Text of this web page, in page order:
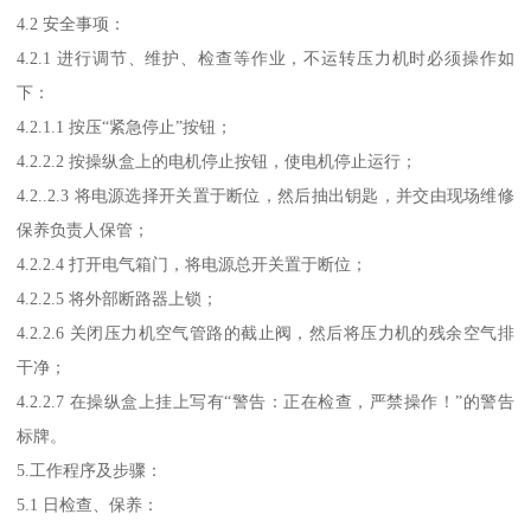
4.2 安全事项：
4.2.1 进行调节、维护、检查等作业，不运转压力机时必须操作如
下：
4.2.1.1 按压“紧急停止”按钮；
4.2.2.2 按操纵盒上的电机停止按钮，使电机停止运行；
4.2..2.3 将电源选择开关置于断位，然后抽出钥匙，并交由现场维修
保养负责人保管；
4.2.2.4 打开电气箱门，将电源总开关置于断位；
4.2.2.5 将外部断路器上锁；
4.2.2.6 关闭压力机空气管路的截止阀，然后将压力机的残余空气排
干净；
4.2.2.7 在操纵盒上挂上写有“警告：正在检查，严禁操作！”的警告
标牌。
5.工作程序及步骤：
5.1 日检查、保养：